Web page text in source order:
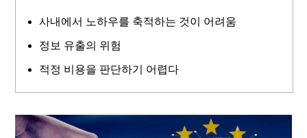
사내에서 노하우를 축적하는 것이 어려움
정보 유출의 위험
적정 비용을 판단하기 어렵다